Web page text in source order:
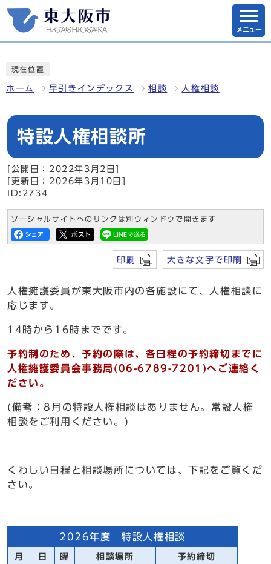
メニュー
現在位置
ホーム 早引きインデックス 相談 人権相談
特設人権相談所
[公開日：2022年3月2日]
[更新日：2026年3月10日]
ID:2734
ソーシャルサイトへのリンクは別ウィンドウで開きます
印刷 大きな文字で印刷
人権擁護委員が東大阪市内の各施設にて、人権相談に
応じます。
14時から16時までです。
予約制のため、予約の際は、各日程の予約締切までに
人権擁護委員会事務局(06-6789-7201)へご連絡く
ださい。
(備考：8月の特設人権相談はありません。常設人権
相談をご利用ください。)
くわしい日程と相談場所については、下記をご覧くだ
さい。
2026年度 特設人権相談
月 日
曜
相談場所 予約締切